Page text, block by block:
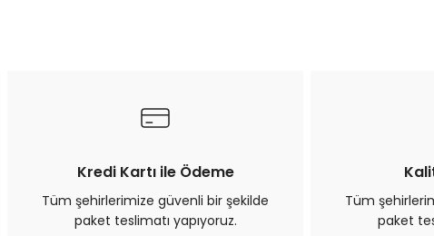
Kredi Kartı ile Ödeme
Tüm şehirlerimize güvenli bir şekilde
paket teslimatı yapıyoruz.
Tüm
paket